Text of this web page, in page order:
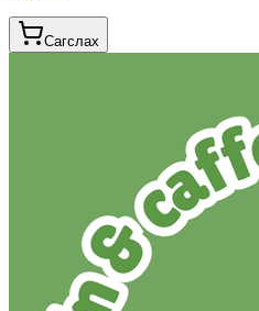
Сагслах